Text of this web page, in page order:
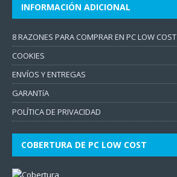
INFORMACIÓN ADICIONAL
8 RAZONES PARA COMPRAR EN PC LOW COST
COOKIES
ENVÍOS Y ENTREGAS
GARANTíA
POLÍTICA DE PRIVACIDAD
COBERTURA DE PC LOW COST